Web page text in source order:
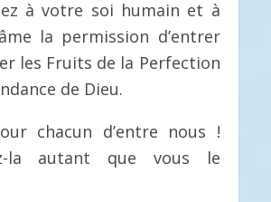
à votre soi humain et à
la permission d’entrer
les Fruits de la Perfection
de Dieu.
chacun d’entre nous !
la autant que vous le